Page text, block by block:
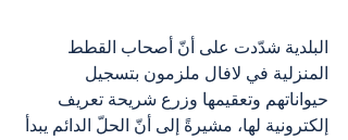
البلدية شدّدت على أنّ أصحاب القطط
المنزلية في لافال ملزمون بتسجيل
حيواناتهم وتعقيمها وزرع شريحة تعريف
إلكترونية لها، مشيرةً إلى أنّ الحلّ الدائم يبدأ